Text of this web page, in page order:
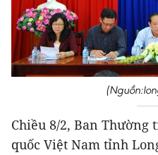
Chiều 8/2, Ban Thường
quốc Việt Nam tỉnh